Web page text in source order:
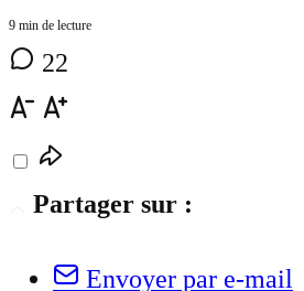
9 min de lecture
22
Partager sur :
Envoyer par e-mail